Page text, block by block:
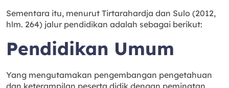
Sementara itu, menurut Tirtarahardja dan Sulo (2012,
hlm. 264) jalur pendidikan adalah sebagai berikut:
Pendidikan Umum
Yang mengutamakan pengembangan pengetahuan